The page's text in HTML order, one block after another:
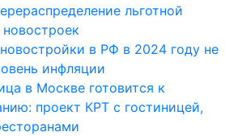
льготной
в РФ в 2024 году не
инфляции
в Москве готовится к
проект КРТ с гостиницей,